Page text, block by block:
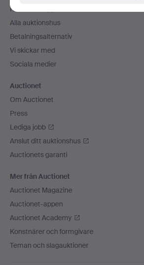
Kontakta support
Alla auktionshus
Betalningsalternativ
Vi skickar med
Sociala medier
Auctionet
Om Auctionet
Press
Lediga jobb
Anslut ditt auktionshus
Auctionets garanti
Mer från Auctionet
Auctionet Magazine
Auctionet-appen
Auctionet Academy
Konstnärer och formgivare
Teman och slagauktioner